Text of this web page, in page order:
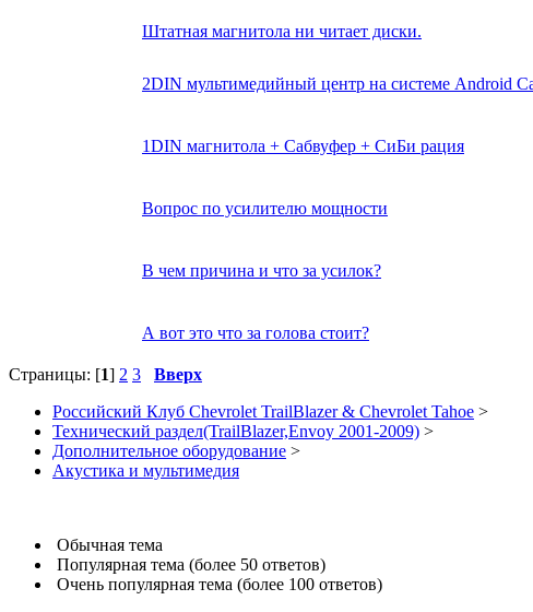
Штатная магнитола ни читает диски.
2DIN мультимедийный центр на системе Android
1DIN магнитола + Сабвуфер + СиБи рация
Вопрос по усилителю мощности
В чем причина и что за усилок?
А вот это что за голова стоит?
Страницы: [1] 2 3
Вверх
Российский Клуб Chevrolet TrailBlazer & Chevrolet Tahoe >
Технический раздел(TrailBlazer,Envoy 2001-2009) >
Дополнительное оборудование >
Акустика и мультимедия
Обычная тема
Популярная тема (более 50 ответов)
Очень популярная тема (более 100 ответов)